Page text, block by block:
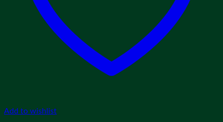
Add to wishlist